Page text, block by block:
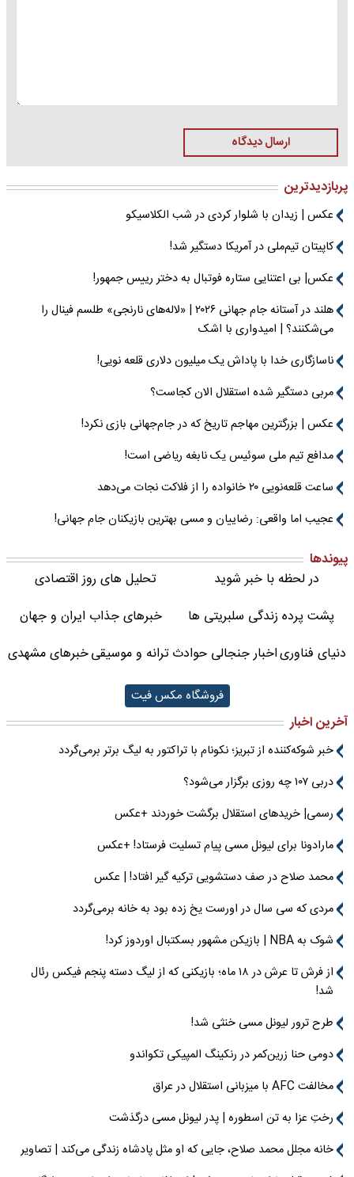
ارسال دیدگاه
پربازدیدترین
عکس | زیدان با شلوار کردی در شب الکلاسیکو
کاپیتان تیم‌ملی در آمریکا دستگیر شد!
عکس| بی اعتنایی ستاره فوتبال به دختر رییس جمهور!
هلند در آستانه جام جهانی ۲۰۲۶ | «لاله‌های نارنجی» طلسم فینال را
می‌شکنند؟ | امیدواری با اشک
ناسازگاری خدا با پاداش یک میلیون دلاری قلعه نویی!
مربی دستگیر شده استقلال الان کجاست؟
عکس | بزرگترین مهاجم تاریخ که در جام‌جهانی بازی نکرد!
مدافع تیم ملی سوئیس یک نابغه ریاضی است!
ساعت قلعه‌نویی ۲۰ خانواده را از فلاکت نجات می‌دهد
عجیب اما واقعی: رضاییان و مسی بهترین بازیکنان جام جهانی!
پیوندها
در لحظه با خبر شوید
تحلیل های روز اقتصادی
پشت پرده زندگی سلبریتی ها
خبرهای جذاب ایران و جهان
دنیای فناوریاخبار جنجالی حوادثترانه و موسیقیخبرهای مشهدی
فروشگاه مکس فیت
آخرین اخبار
خبر شوکه‌کننده از تبریز؛ نکونام با تراکتور به لیگ برتر برمی‌گردد
دربی ۱۰۷ چه روزی برگزار می‌شود؟
رسمی| خریدهای استقلال برگشت خوردند +عکس
مارادونا برای لیونل مسی پیام تسلیت فرستاد! +عکس
محمد صلاح در صف دستشویی ترکیه گیر افتاد! | عکس
مردی که سی سال در اورست یخ زده بود به خانه برمی‌گردد
شوک به NBA | بازیکن مشهور بسکتبال اوردوز کرد!
از فرش تا عرش در ۱۸ ماه؛ بازیکنی که از لیگ دسته پنجم فیکس رئال
شد!
طرح ترور لیونل مسی خنثی شد!
دومی حنا زرین‌کمر در رنکینگ المپیکی تکواندو
مخالفت AFC با میزبانی استقلال در عراق
رختِ عزا به تن اسطوره | پدر لیونل مسی درگذشت
خانه مجلل محمد صلاح، جایی که او مثل پادشاه زندگی می‌کند | تصاویر